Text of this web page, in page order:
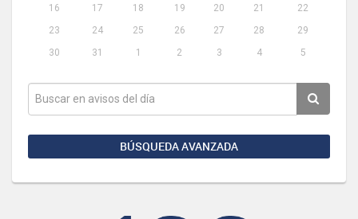
16
17 18 19 20 21
22
23
24 25 26 27 28
29
30
31 1 2 3 4 5
BÚSQUEDA AVANZADA